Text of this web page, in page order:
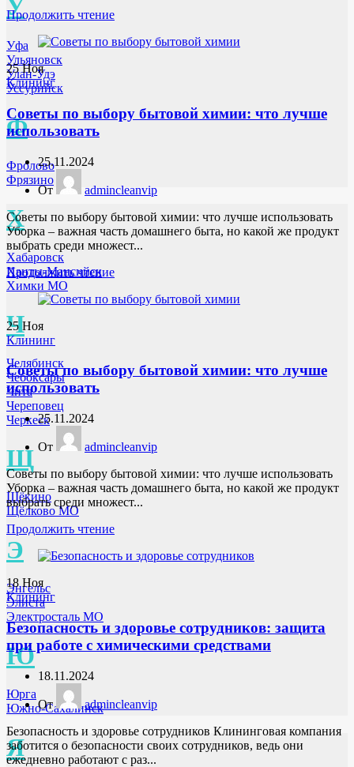
У
Уфа
Ульяновск
Улан-Удэ
Уссурийск
Ф
Фролово
Фрязино
Х
Хабаровск
Ханты-Мансийск
Химки МО
Ч
Челябинск
Чебоксары
Чита
Череповец
Черкеск
Щ
Щёкино
Щёлково МО
Э
Энгельс
Элиста
Электросталь МО
Ю
Юрга
Южно-Сахалинск
Я
Продолжить чтение
25Ноя
Клининг
Советы по выбору бытовой химии: что лучше
использовать
25.11.2024
От
admincleanvip
Советы по выбору бытовой химии: что лучше использовать
Уборка – важная часть домашнего быта, но какой же продукт
выбрать среди множест...
Продолжить чтение
25 Ноя
Клининг
Советы по выбору бытовой химии: что лучше
использовать
25.11.2024
От
admincleanvip
Советы по выбору бытовой химии: что лучше использовать
Уборка – важная часть домашнего быта, но какой же продукт
выбрать среди множест...
Продолжить чтение
18 Ноя
Клининг
Безопасность и здоровье сотрудников: защита
при работе с химическими средствами
18.11.2024
От
admincleanvip
Безопасность и здоровье сотрудников Клининговая компания
заботится о безопасности своих сотрудников, ведь они
ежедневно работают с раз...